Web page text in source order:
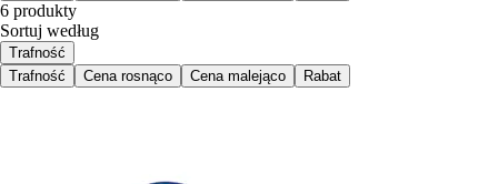
6 produkty
Sortuj według
Trafność
Trafność
Cena rosnąco Cena malejąco Rabat